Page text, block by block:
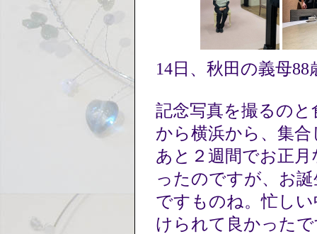
14日、秋田の義母
記念写真を撮るの
から横浜から、集
あと２週間でお正
ったのですが、お
ですものね。忙し
けられて良かった